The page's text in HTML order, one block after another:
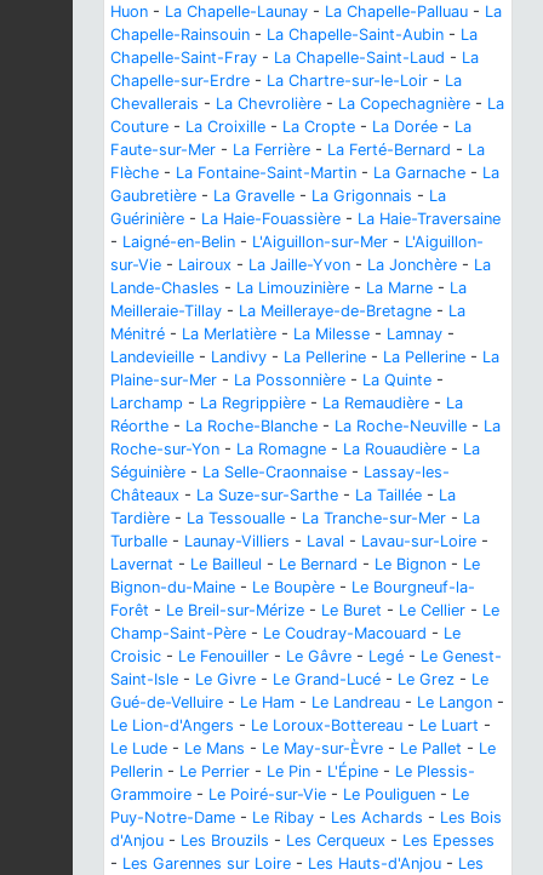
Huon - La Chapelle-Launay - La Chapelle-Palluau - La
Chapelle-Rainsouin - La Chapelle-Saint-Aubin - La
Chapelle-Saint-Fray - La Chapelle-Saint-Laud - La
Chapelle-sur-Erdre - La Chartre-sur-le-Loir - La
Chevallerais - La Chevrolière - La Copechagnière - La
Couture - La Croixille - La Cropte - La Dorée - La
Faute-sur-Mer - La Ferrière - La Ferté-Bernard - La
Flèche - La Fontaine-Saint-Martin - La Garnache - La
Gaubretière - La Gravelle - La Grigonnais - La
Guérinière - La Haie-Fouassière - La Haie-Traversaine
- Laigné-en-Belin - L'Aiguillon-sur-Mer - L'Aiguillon-
sur-Vie - Lairoux - La Jaille-Yvon - La Jonchère - La
Lande-Chasles - La Limouzinière - La Marne - La
Meilleraie-Tillay - La Meilleraye-de-Bretagne - La
Ménitré - La Merlatière - La Milesse - Lamnay -
Landevieille - Landivy - La Pellerine - La Pellerine - La
Plaine-sur-Mer - La Possonnière - La Quinte -
Larchamp - La Regrippière - La Remaudière - La
Réorthe - La Roche-Blanche - La Roche-Neuville - La
Roche-sur-Yon - La Romagne - La Rouaudière - La
Séguinière - La Selle-Craonnaise - Lassay-les-
Châteaux - La Suze-sur-Sarthe - La Taillée - La
Tardière - La Tessoualle - La Tranche-sur-Mer - La
Turballe - Launay-Villiers - Laval - Lavau-sur-Loire -
Lavernat - Le Bailleul - Le Bernard - Le Bignon - Le
Bignon-du-Maine - Le Boupère - Le Bourgneuf-la-
Forêt - Le Breil-sur-Mérize - Le Buret - Le Cellier - Le
Champ-Saint-Père - Le Coudray-Macouard - Le
Croisic - Le Fenouiller - Le Gâvre - Legé - Le Genest-
Saint-Isle - Le Givre - Le Grand-Lucé - Le Grez - Le
Gué-de-Velluire - Le Ham - Le Landreau - Le Langon -
Le Lion-d'Angers - Le Loroux-Bottereau - Le Luart -
Le Lude - Le Mans - Le May-sur-Èvre - Le Pallet - Le
Pellerin - Le Perrier - Le Pin - L'Épine - Le Plessis-
Grammoire - Le Poiré-sur-Vie - Le Pouliguen - Le
Puy-Notre-Dame - Le Ribay - Les Achards - Les Bois
d'Anjou - Les Brouzils - Les Cerqueux - Les Epesses
- Les Garennes sur Loire - Les Hauts-d'Anjou - Les